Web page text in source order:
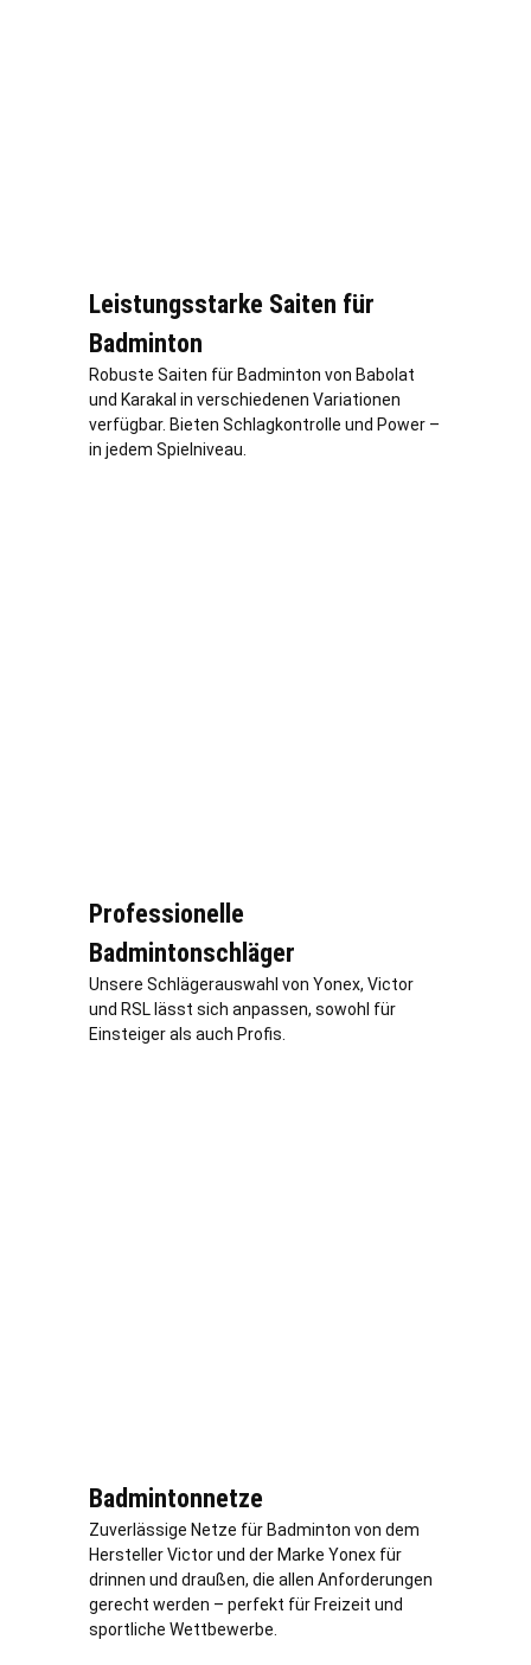
Leistungsstarke Saiten für
Badminton
Robuste Saiten für Badminton von Babolat
und Karakal in verschiedenen Variationen
verfügbar. Bieten Schlagkontrolle und Power –
in jedem Spielniveau.
Professionelle
Badmintonschläger
Unsere Schlägerauswahl von Yonex, Victor
und RSL lässt sich anpassen, sowohl für
Einsteiger als auch Profis.
Badmintonnetze
Zuverlässige Netze für Badminton von dem
Hersteller Victor und der Marke Yonex für
drinnen und draußen, die allen Anforderungen
gerecht werden – perfekt für Freizeit und
sportliche Wettbewerbe.